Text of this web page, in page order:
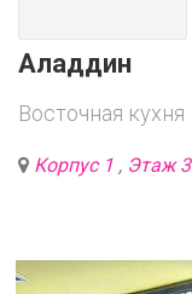
Аладдин
Восточная кухня
Корпус 1 , Этаж 3